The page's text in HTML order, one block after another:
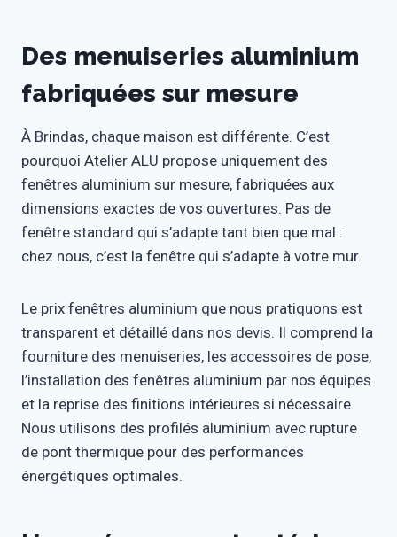
Des menuiseries aluminium
fabriquées sur mesure
À Brindas, chaque maison est différente. C’est
pourquoi Atelier ALU propose uniquement des
fenêtres aluminium sur mesure, fabriquées aux
dimensions exactes de vos ouvertures. Pas de
fenêtre standard qui s’adapte tant bien que mal :
chez nous, c’est la fenêtre qui s’adapte à votre mur.
Le prix fenêtres aluminium que nous pratiquons est
transparent et détaillé dans nos devis. Il comprend la
fourniture des menuiseries, les accessoires de pose,
l’installation des fenêtres aluminium par nos équipes
et la reprise des finitions intérieures si nécessaire.
Nous utilisons des profilés aluminium avec rupture
de pont thermique pour des performances
énergétiques optimales.